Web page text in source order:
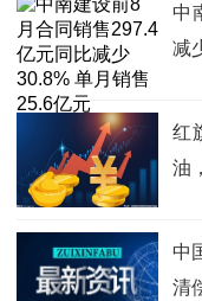
中
减
红
油
中
清